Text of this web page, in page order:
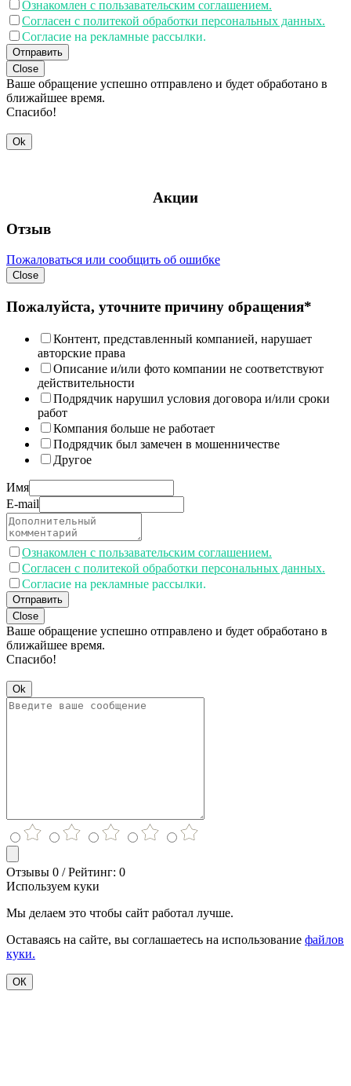
Ознакомлен с пользавательским соглашением.
Согласен с политекой обработки персональных данных.
Согласие на рекламные рассылки.
Отправить
Close
Ваше обращение успешно отправлено и будет обработано в
ближайшее время.
Спасибо!
Ok
Акции
Отзыв
Пожаловаться или сообщить об ошибке
Close
Пожалуйста, уточните причину обращения*
Контент, представленный компанией, нарушает
авторские права
Описание и/или фото компании не соответствуют
действительности
Подрядчик нарушил условия договора и/или сроки
работ
Компания больше не работает
Подрядчик был замечен в мошенничестве
Другое
Имя
E-mail
Ознакомлен с пользавательским соглашением.
Согласен с политекой обработки персональных данных.
Согласие на рекламные рассылки.
Отправить
Close
Ваше обращение успешно отправлено и будет обработано в
ближайшее время.
Спасибо!
Ok
Отзывы 0 / Рейтинг: 0
Используем куки
Мы делаем это чтобы сайт работал лучше.
Оставаясь на сайте, вы соглашаетесь на использование файлов
куки.
ОК